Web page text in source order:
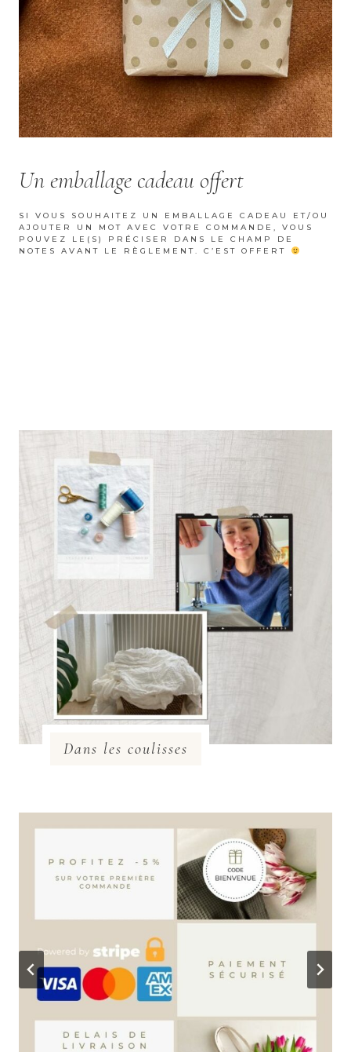
Un emballage cadeau offert
SI VOUS SOUHAITEZ UN EMBALLAGE CADEAU ET/OU
AJOUTER UN MOT AVEC VOTRE COMMANDE, VOUS
POUVEZ LE(S) PRÉCISER DANS LE CHAMP DE
NOTES AVANT LE RÈGLEMENT. C’EST OFFERT
Dans les coulisses